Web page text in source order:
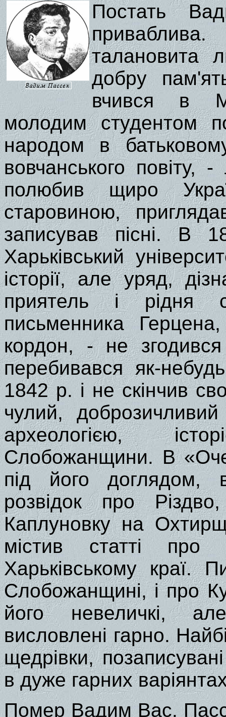
Постать
талановита
добру
вчився в
молодим студентом
народом в
вовчанського
полюбив щиро
старовиною,
записував пісні. В
Харьківський
історії, але уряд,
приятель і рідня
письменника
кордон, - не
перебивався як-
1842 р. і не скінчив
чулий, доброзичливий
археологією,
Слобожанщини. В
під його доглядом,
розвідок про
Каплуновку на
містив статті
Харьківському краї.
Слобожанщині, і про
його невеличкі,
висловлені гарно.
щедрівки,
в дуже гарних
Помер Вадим Вас.